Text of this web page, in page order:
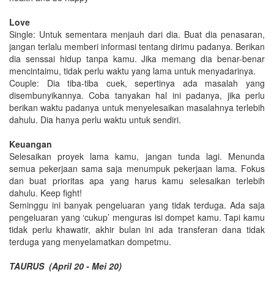
Love
Single: Untuk sementara menjauh dari dia. Buat dia penasaran,
jangan terlalu memberi informasi tentang dirimu padanya. Berikan
dia senssai hidup tanpa kamu. Jika memang dia benar-benar
mencintaimu, tidak perlu waktu yang lama untuk menyadarinya.
Couple: Dia tiba-tiba cuek, sepertinya ada masalah yang
disembunyikannya. Coba tanyakan hal ini padanya, jika perlu
berikan waktu padanya untuk menyelesaikan masalahnya terlebih
dahulu. Dia hanya perlu waktu untuk sendiri.
Keuangan
Selesaikan proyek lama kamu, jangan tunda lagi. Menunda
semua pekerjaan sama saja menumpuk pekerjaan lama. Fokus
dan buat prioritas apa yang harus kamu selesaikan terlebih
dahulu. Keep fight!
Seminggu ini banyak pengeluaran yang tidak terduga. Ada saja
pengeluaran yang ‘cukup’ menguras isi dompet kamu. Tapi kamu
tidak perlu khawatir, akhir bulan ini ada transferan dana tidak
terduga yang menyelamatkan dompetmu.
TAURUS (April 20 - Mei 20)